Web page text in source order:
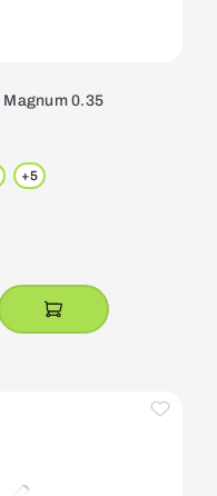
Magnum 0.35
+5